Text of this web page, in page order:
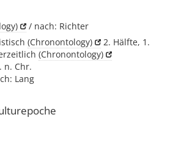
/ nach: Richter
(Chronontology)
2. Hälfte, 1.
(Chronontology)
n. Chr.
Lang